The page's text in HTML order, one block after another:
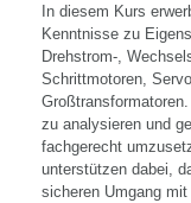
In diesem Kurs
Kenntnisse zu
Drehstrom-,
Schrittmotoren,
zu analysieren und
fachgerecht
unterstützen dabei,
sicheren Umgang